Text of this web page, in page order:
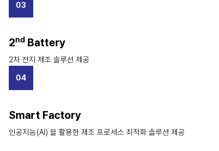
03
2ndBattery
2차 전지 제조 솔루션 제공
04
Smart Factory
인공지능(AI) 을 활용한 제조 프로세스 최적화 솔루션 제공